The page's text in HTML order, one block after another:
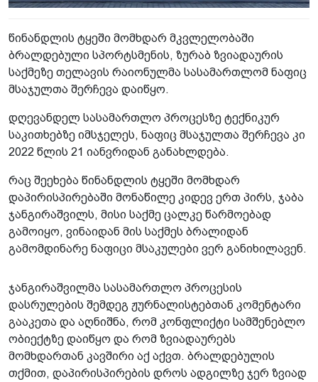
წინანდლის ტყეში მომხდარ მკვლელობაში
ბრალდებული სპორტსმენის, ზურაბ ზვიადაურის
საქმეზე თელავის რაიონულმა სასამართლომ ნაფიც
მსაჯულთა შერჩევა დაიწყო.
დღევანდელ სასამართლო პროცესზე ტექნიკურ
საკითხებზე იმსჯელეს, ნაფიც მსაჯულთა შერჩევა კი
2022 წლის 21 იანვრიდან განახლდება.
რაც შეეხება წინანდლის ტყეში მომხდარ
დაპირისპირებაში მონაწილე კიდევ ერთ პირს, ჯაბა
ჯანგირაშვილს, მისი საქმე ცალკე წარმოებად
გამოიყო, ვინაიდან მის საქმეს ბრალიდან
გამომდინარე ნაფიცი მსაკულები ვერ განიხილავენ.
ჯანგირაშვილმა სასამართლო პროცესის
დასრულების შემდეგ ჟურნალისტებთან კომენტარი
გააკეთა და აღნიშნა, რომ კონფლიქტი სამშენებლო
ობიექტზე დაიწყო და რომ ზვიადაურებს
მომხდართან კავშირი აქ აქვთ. ბრალდებულის
თქმით, დაპირისპირების დროს ადგილზე ჯერ ზვიად